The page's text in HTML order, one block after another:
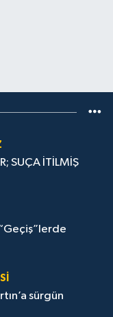
SUÇA İTİLMİŞ
“Geçiş”lerde
sürgün